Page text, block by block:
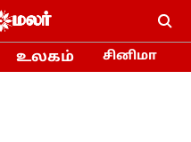
உலகம் சினிமா